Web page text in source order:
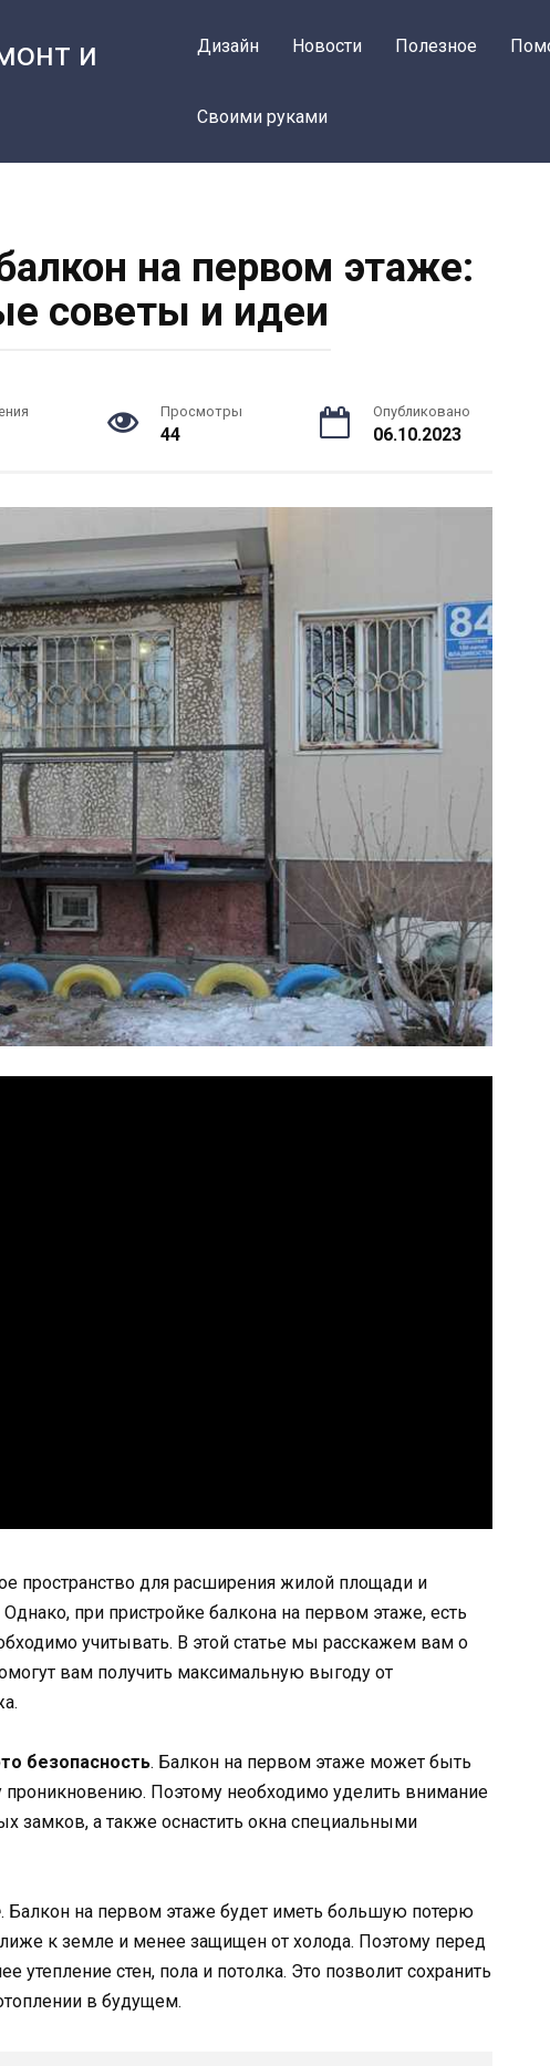
и
Дизайн Новости Полезное
Своими руками
на первом этаже:
советы и идеи
Просмотры
44
Опубликовано
06.10.2023
пространство для расширения жилой площади и
при пристройке балкона на первом этаже, есть
учитывать. В этой статье мы расскажем вам о
вам получить максимальную выгоду от
безопасность. Балкон на первом этаже может быть
Поэтому необходимо уделить внимание
замков, а также оснастить окна специальными
. Балкон на первом этаже будет иметь большую потерю
к земле и менее защищен от холода. Поэтому перед
утепление стен, пола и потолка. Это позволит сохранить
в будущем.